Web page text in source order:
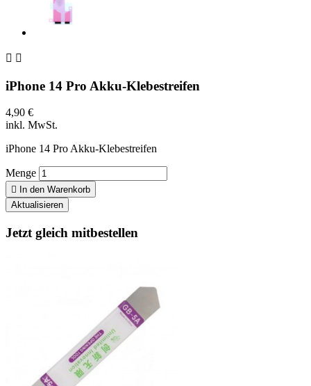
 
iPhone 14 Pro Akku-Klebestreifen
4,90 €
inkl. MwSt.
iPhone 14 Pro Akku-Klebestreifen
Menge
 In den Warenkorb
Jetzt gleich mitbestellen